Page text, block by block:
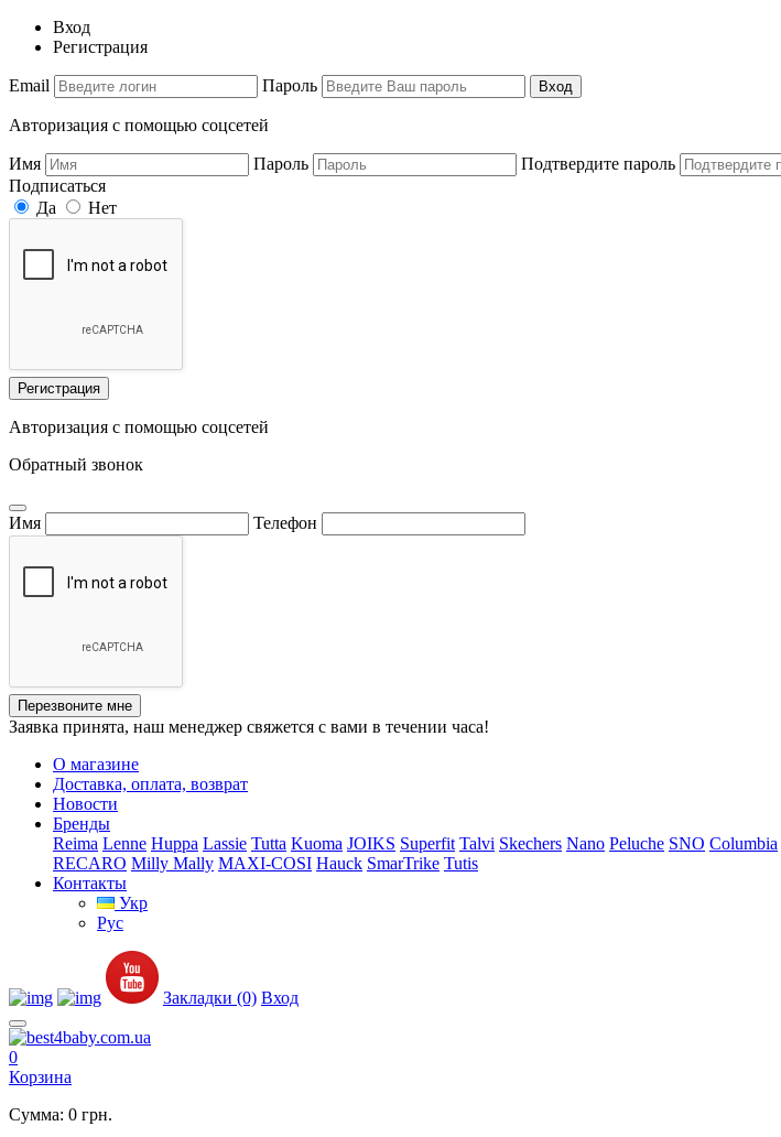
Вход
Регистрация
Email Пароль Вход
Авторизация с помощью соцсетей
Имя Пароль Подтвердите пароль
Подписаться
Да
Нет
Регистрация
Авторизация с помощью соцсетей
Обратный звонок
Имя Телефон
Перезвоните мне
Заявка принята, наш менеджер свяжется с вами в течении часа!
О магазине
Доставка, оплата, возврат
Новости
Бренды
Reima Lenne Huppa Lassie Tutta Kuoma JOIKS Superfit Talvi Skechers Nano Peluche SNO Columbia
RECARO Milly Mally MAXI-COSI Hauck SmarTrike Tutis
Контакты
Укр
Рус
Закладки (0) Вход
0
Корзина
Сумма: 0 грн.